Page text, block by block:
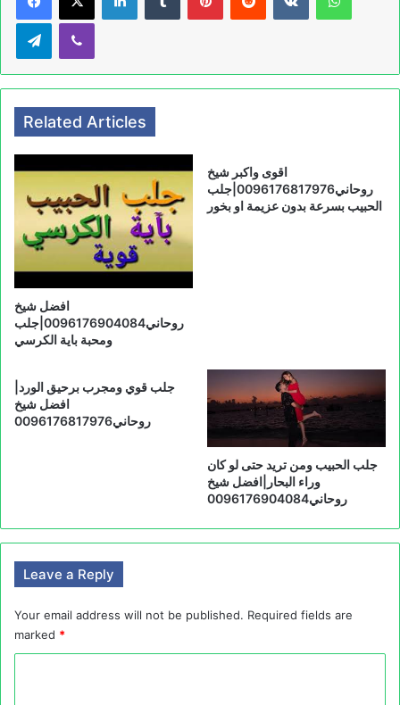
Telegram
Related Articles
افضل شيخ
روحاني0096176904084|جلب
ومحبة باية الكرسي
اقوى واكبر شيخ
روحاني0096176817976|جلب
الحبيب بسرعة بدون عزيمة او بخور
جلب قوي ومجرب برحيق الورد|
افضل شيخ
روحاني0096176817976
جلب الحبيب ومن تريد حتى لو كان
وراء البحار|افضل شيخ
روحاني0096176904084
Leave a Reply
Your email address will not be published. Required fields are
marked *